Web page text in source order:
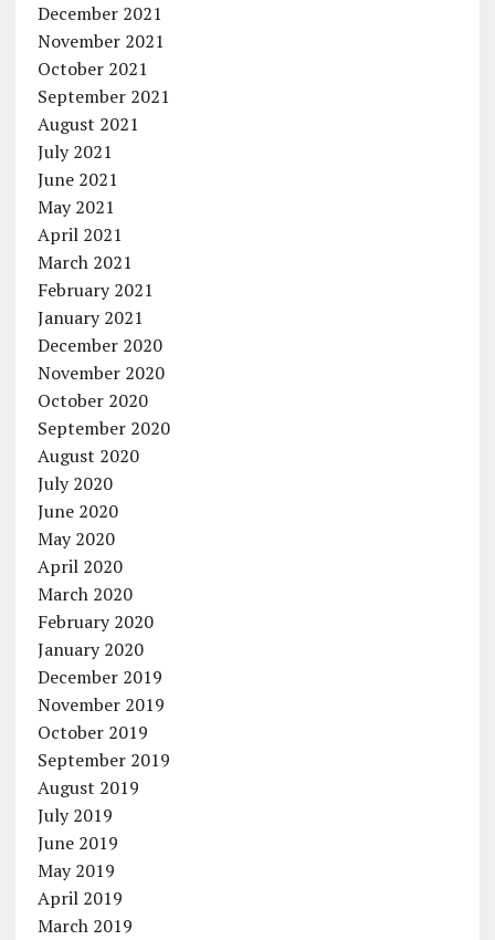
December 2021
November 2021
October 2021
September 2021
August 2021
July 2021
June 2021
May 2021
April 2021
March 2021
February 2021
January 2021
December 2020
November 2020
October 2020
September 2020
August 2020
July 2020
June 2020
May 2020
April 2020
March 2020
February 2020
January 2020
December 2019
November 2019
October 2019
September 2019
August 2019
July 2019
June 2019
May 2019
April 2019
March 2019